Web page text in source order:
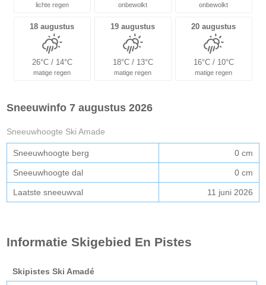
lichte regen onbewolkt onbewolkt
18 augustus
26°C / 14°C
matige regen
19 augustus
18°C / 13°C
matige regen
20 augustus
16°C / 10°C
matige regen
Sneeuwinfo 7 augustus 2026
Sneeuwhoogte Ski Amade
Sneeuwhoogte berg 0 cm
Sneeuwhoogte dal 0 cm
Laatste sneeuwval 11 juni 2026
Informatie Skigebied En Pistes
Skipistes Ski Amadé